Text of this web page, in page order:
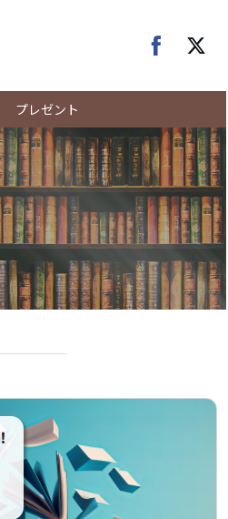
プレゼント